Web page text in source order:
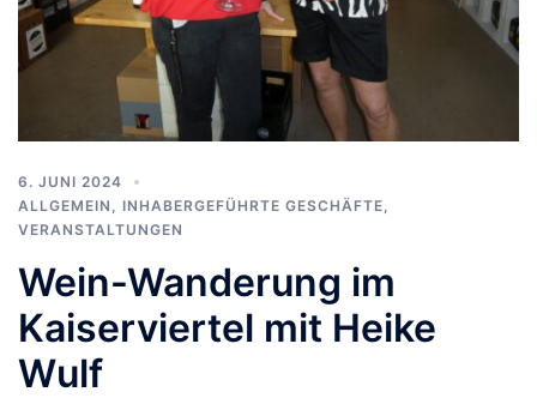
6. JUNI 2024
ALLGEMEIN
INHABERGEFÜHRTE GESCHÄFTE
VERANSTALTUNGEN
Wein-Wanderung im
Kaiserviertel mit Heike
Wulf